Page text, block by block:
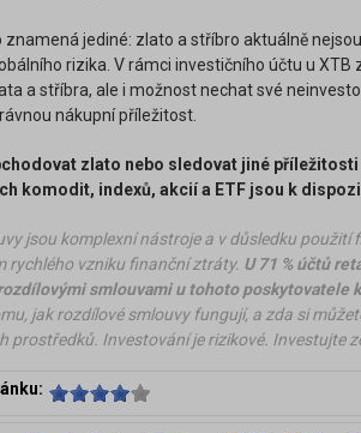
znamená jediné: zlato a stříbro aktuálně
rizika. V rámci investičního účtu u XTB
a stříbra, ale i možnost nechat své
nákupní příležitost.
zlato nebo sledovat jiné
komodit, indexů, akcií a ETF jsou k
jsou komplexní nástroje a v důsledku použití
rychlého vzniku finanční ztráty. U 71 % účtů
smlouvami u tohoto poskytovatele
jak rozdílové smlouvy fungují, a zda si
prostředků. Investování je rizikové. Investujte